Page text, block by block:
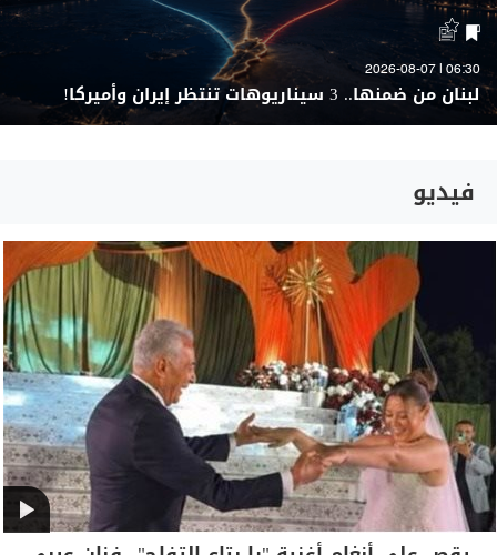
06:30 | 2026-08-07
لبنان من ضمنها.. 3 سيناريوهات تنتظر إيران وأميركا!
فيديو